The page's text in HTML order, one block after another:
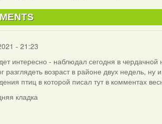
- 21:23
интересно - наблюдал сегодня в
разглядеть возраст в районе двух недель,
птиц в которой писал тут в комментах
кладка